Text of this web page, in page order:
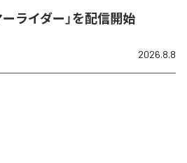
ライダー」を配信開始
2026.8.8